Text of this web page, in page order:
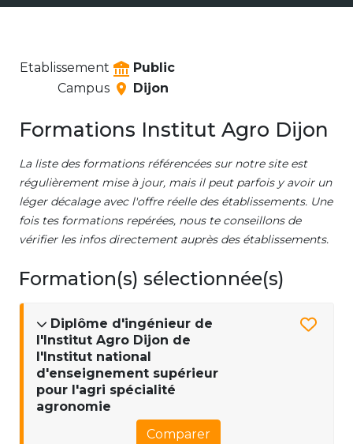
Etablissement
Public
Campus
Dijon
Formations Institut Agro Dijon
La liste des formations référencées sur notre site est
régulièrement mise à jour, mais il peut parfois y avoir un
léger décalage avec l'offre réelle des établissements. Une
fois tes formations repérées, nous te conseillons de
vérifier les infos directement auprès des établissements.
Formation(s) sélectionnée(s)
Diplôme d'ingénieur de
l'Institut Agro Dijon de
l'Institut national
d'enseignement supérieur
pour l'agri spécialité
agronomie
Comparer